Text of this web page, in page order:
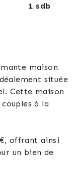
1 sdb
maison
située
Cette maison
à la
offrant ainsi
un bien de